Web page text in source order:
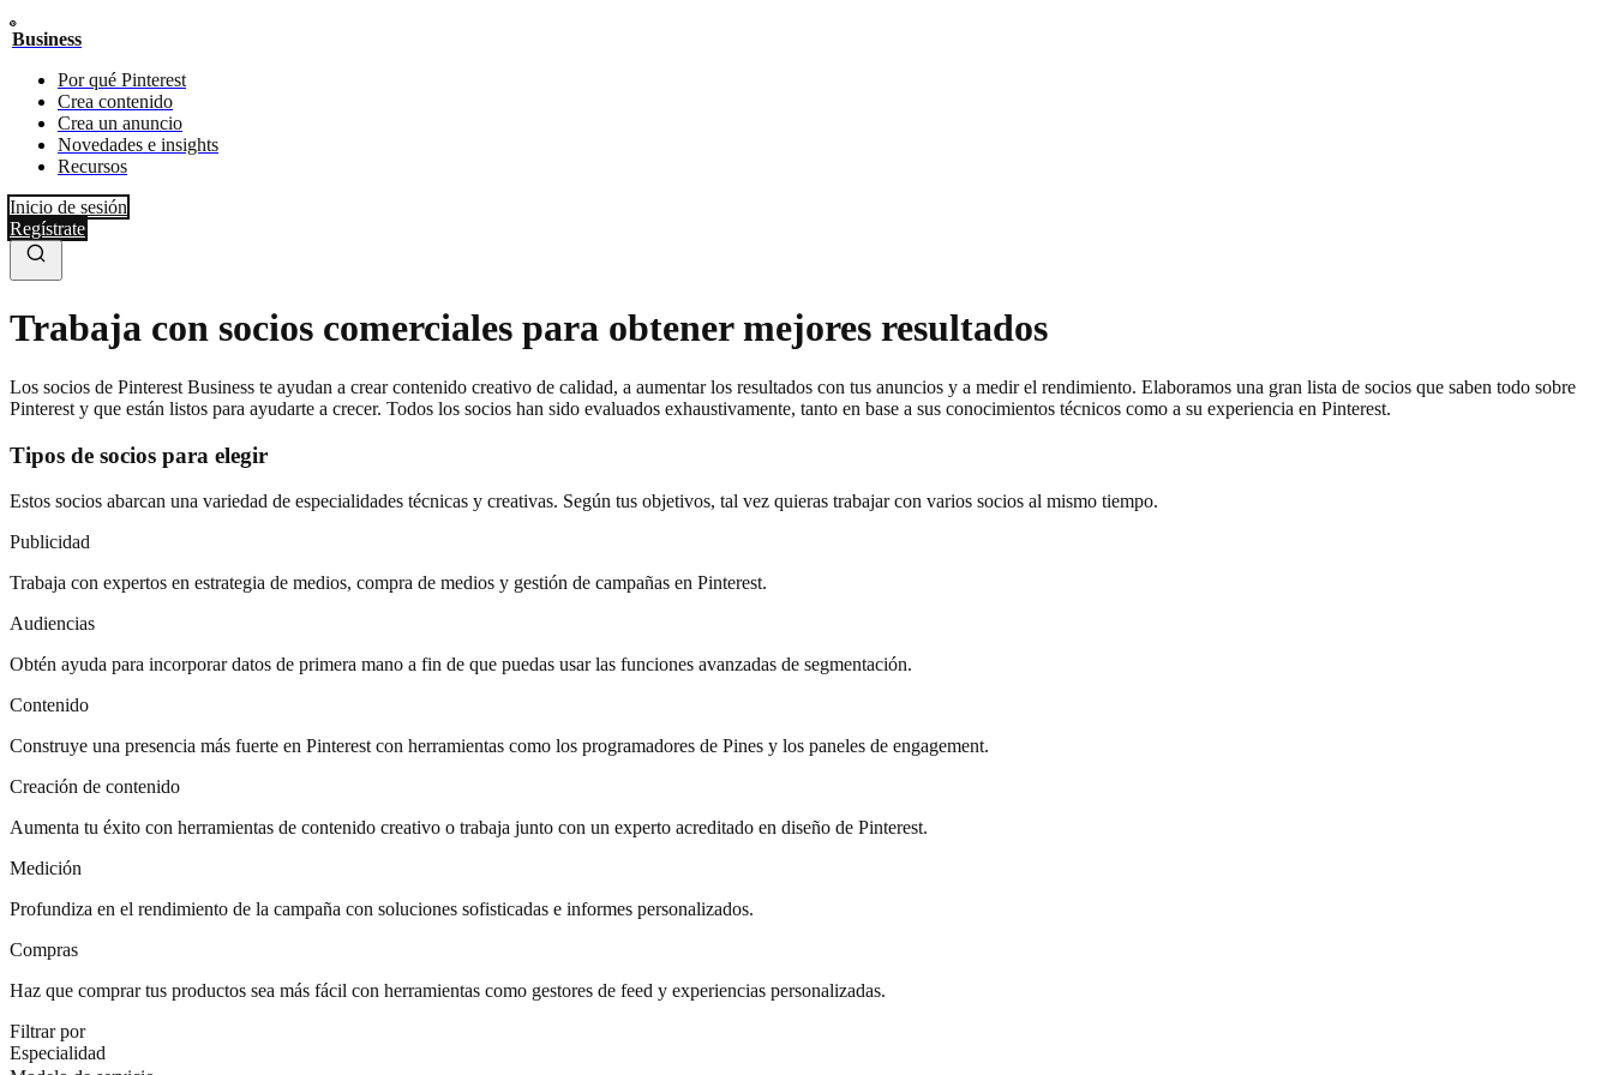
Business
Por qué Pinterest
Crea contenido
Crea un anuncio
Novedades e insights
Recursos
Inicio de sesión
Regístrate
Trabaja con socios comerciales para obtener mejores resultados
Los socios de Pinterest Business te ayudan a crear contenido creativo de calidad, a aumentar los resultados con tus anuncios y a medir el rendimiento. Elaboramos una gran lista de socios que saben todo sobre
Pinterest y que están listos para ayudarte a crecer. Todos los socios han sido evaluados exhaustivamente, tanto en base a sus conocimientos técnicos como a su experiencia en Pinterest.
Tipos de socios para elegir
Estos socios abarcan una variedad de especialidades técnicas y creativas. Según tus objetivos, tal vez quieras trabajar con varios socios al mismo tiempo.
Publicidad
Trabaja con expertos en estrategia de medios, compra de medios y gestión de campañas en Pinterest.
Audiencias
Obtén ayuda para incorporar datos de primera mano a fin de que puedas usar las funciones avanzadas de segmentación.
Contenido
Construye una presencia más fuerte en Pinterest con herramientas como los programadores de Pines y los paneles de engagement.
Creación de contenido
Aumenta tu éxito con herramientas de contenido creativo o trabaja junto con un experto acreditado en diseño de Pinterest.
Medición
Profundiza en el rendimiento de la campaña con soluciones sofisticadas e informes personalizados.
Compras
Haz que comprar tus productos sea más fácil con herramientas como gestores de feed y experiencias personalizadas.
Filtrar por
Especialidad